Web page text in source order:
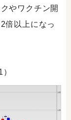
やワクチン開
倍以上になっ